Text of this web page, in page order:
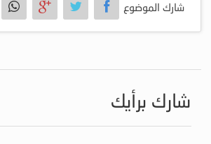
شارك الموضوع
شارك برأيك